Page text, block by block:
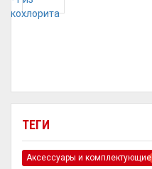
ТЕГИ
Аксессуары и комплектующие